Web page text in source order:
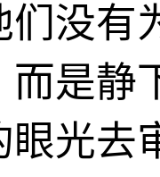
们没有
而是静
眼光去